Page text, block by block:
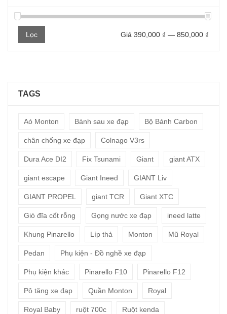
Giá
Giá
Lọc Giá 390,000 ₫ — 850,000 ₫
TAGS
Aó Monton Bánh sau xe đạp Bộ Bánh Carbon
chân chống xe đạp Colnago V3rs
Dura Ace DI2 Fix Tsunami Giant giant ATX
giant escape Giant Ineed GIANT Liv
GIANT PROPEL giant TCR Giant XTC
Giò đĩa cốt rỗng Gọng nước xe đạp ineed latte
Khung Pinarello Líp thả Monton Mũ Royal
Pedan Phụ kiện - Đồ nghề xe đạp
Phụ kiện khác Pinarello F10 Pinarello F12
Pô tăng xe đạp Quần Monton Royal
Royal Baby ruột 700c Ruột kenda